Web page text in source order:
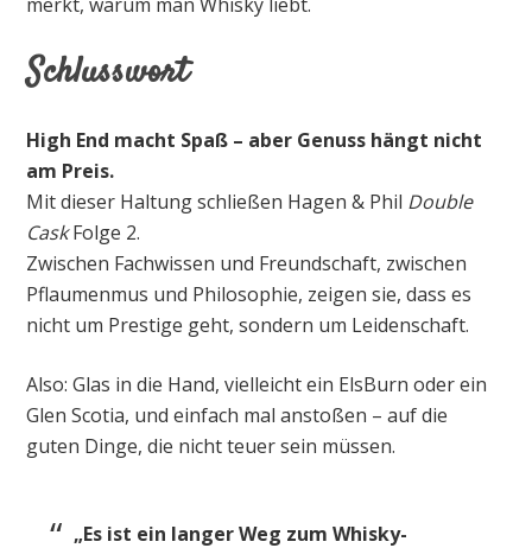
Schlusswort
High End macht Spaß – aber Genuss hängt nicht
am Preis.
Mit dieser Haltung schließen Hagen & Phil Double
CaskFolge 2.
Zwischen Fachwissen und Freundschaft, zwischen
Pflaumenmus und Philosophie, zeigen sie, dass es
nicht um Prestige geht, sondern um Leidenschaft.
Also: Glas in die Hand, vielleicht ein ElsBurn oder ein
Glen Scotia, und einfach mal anstoßen – auf die
guten Dinge, die nicht teuer sein müssen.
„Es ist ein langer Weg zum Whisky-